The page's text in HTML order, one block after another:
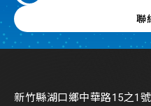
聯
新竹縣湖口鄉中華路15之1號